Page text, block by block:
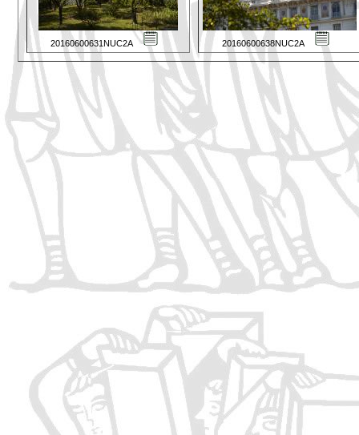
20160600631NUC2A 20160600638NUC2A